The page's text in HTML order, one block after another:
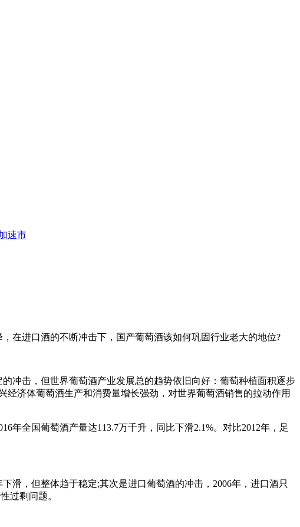
速市
在进口酒的不断冲击下，国产葡萄酒该如何巩固行业老大的地位?
冲击，但世界葡萄酒产业发展总的趋势依旧向好：葡萄种植面积逐步
济体葡萄酒生产和消费量增长强劲，对世界葡萄酒销售的拉动作用
年全国葡萄酒产量达113.7万千升，同比下滑2.1%。对比2012年，足
滑，但整体趋于稳定;其次是进口葡萄酒的冲击，2006年，进口酒只
过剩问题。